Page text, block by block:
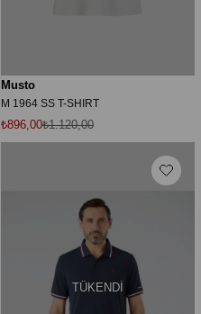
Musto
M 1964 SS T-SHIRT
₺896,00₺1.120,00
TÜKENDI